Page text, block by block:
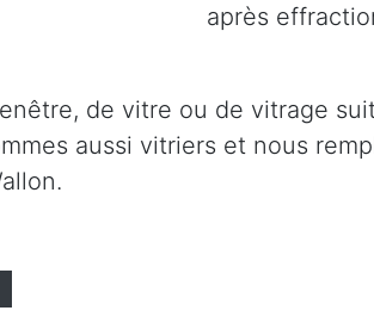
après
de vitre ou de vitrage
aussi vitriers et nous